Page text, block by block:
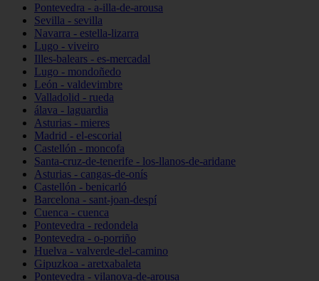
Pontevedra - a-illa-de-arousa
Sevilla - sevilla
Navarra - estella-lizarra
Lugo - viveiro
Illes-balears - es-mercadal
Lugo - mondoñedo
León - valdevimbre
Valladolid - rueda
álava - laguardia
Asturias - mieres
Madrid - el-escorial
Castellón - moncofa
Santa-cruz-de-tenerife - los-llanos-de-aridane
Asturias - cangas-de-onís
Castellón - benicarló
Barcelona - sant-joan-despí
Cuenca - cuenca
Pontevedra - redondela
Pontevedra - o-porriño
Huelva - valverde-del-camino
Gipuzkoa - aretxabaleta
Pontevedra - vilanova-de-arousa